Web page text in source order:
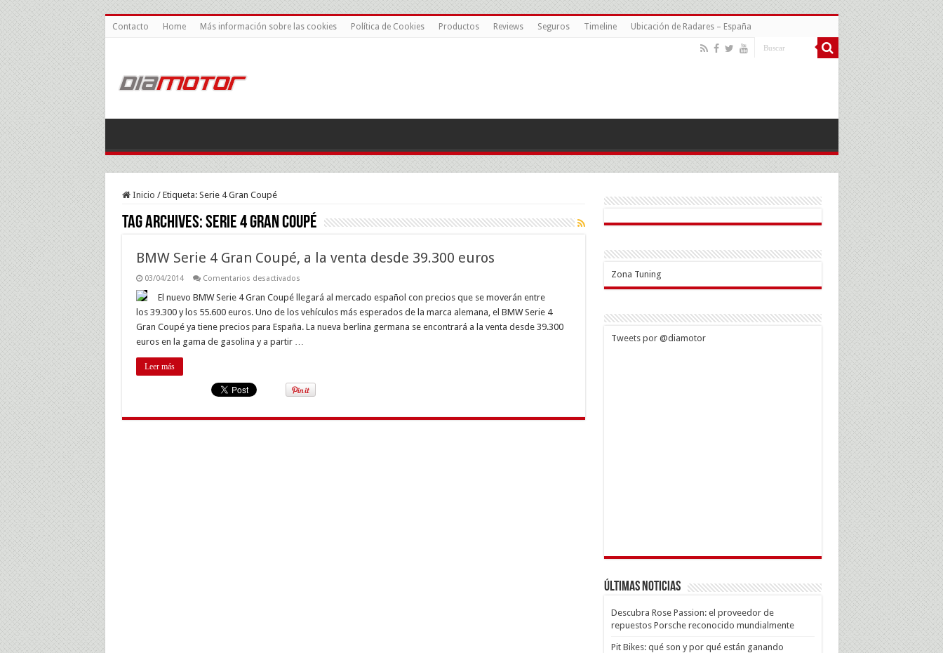
Contacto Home Más información sobre las cookies Política de Cookies Productos Reviews Seguros Timeline Ubicación de Radares – España
Inicio / Etiqueta: Serie 4 Gran Coupé
Tag Archives:Serie 4 Gran Coupé
BMW Serie 4 Gran Coupé, a la venta desde 39.300 euros
03/04/2014 Comentarios desactivadosen
Serie
Gran
Coupé,
a
El nuevo BMW Serie 4 Gran Coupé llegará al mercado español con precios que se moverán entre
los 39.300 y los 55.600 euros. Uno de los vehículos más esperados de la marca alemana, el BMW Serie 4
Gran Coupé ya tiene precios para España. La nueva berlina germana se encontrará a la venta desde 39.300
euros en la gama de gasolina y a partir …
Leer más
Zona Tuning
Tweets por @diamotor
Últimas Noticias
Descubra Rose Passion: el proveedor de
repuestos Porsche reconocido mundialmente
Pit Bikes: qué son y por qué están ganando